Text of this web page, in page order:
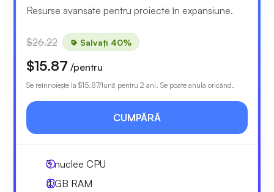
Resurse avansate pentru proiecte în expansiune.
$26.22 Salvați 40%
$15.87 /pentru
Se reînnoiește la $15.87/lună pentru 2 ani. Se poate anula oricând.
CUMPĂRĂ
3nuclee CPU
4 GB RAM